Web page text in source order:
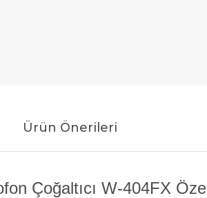
Ürün Önerileri
Çoğaltıcı W-404FX